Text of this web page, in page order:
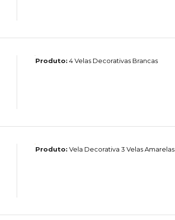
Produto: 4 Velas Decorativas Brancas
Produto: Vela Decorativa 3 Velas Amarelas